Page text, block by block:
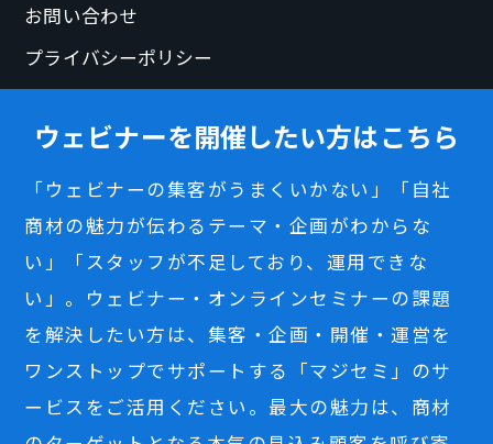
お問い合わせ
プライバシーポリシー
ウェビナーを開催したい方はこちら
「ウェビナーの集客がうまくいかない」「自社
商材の魅力が伝わるテーマ・企画がわからな
い」「スタッフが不足しており、運用できな
い」。ウェビナー・オンラインセミナーの課題
を解決したい方は、集客・企画・開催・運営を
ワンストップでサポートする「マジセミ」のサ
ービスをご活用ください。最大の魅力は、商材